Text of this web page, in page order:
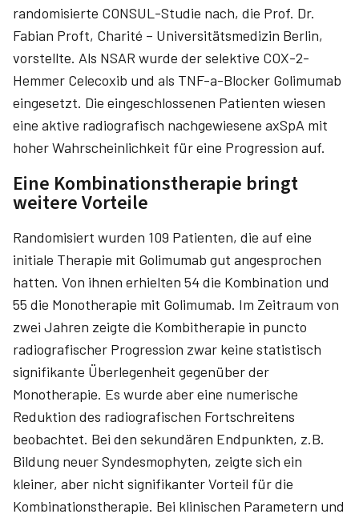
randomisierte CONSUL-Studie nach, die Prof. Dr.
Fabian Proft, Charité – Universitätsmedizin Berlin,
vorstellte. Als NSAR wurde der selektive COX-2-
Hemmer Celecoxib und als TNF-a-Blocker Golimumab
eingesetzt. Die eingeschlossenen Patienten wiesen
eine aktive radiografisch nachgewiesene axSpA mit
hoher Wahrscheinlichkeit für eine Progression auf.
Eine Kombinationstherapie bringt
weitere Vorteile
Randomisiert wurden 109 Patienten, die auf eine
initiale Therapie mit Golimumab gut angesprochen
hatten. Von ihnen erhielten 54 die Kombination und
55 die Monotherapie mit Golimumab. Im Zeitraum von
zwei Jahren zeigte die Kombitherapie in puncto
radiografischer Progression zwar keine statistisch
signifikante Überlegenheit gegenüber der
Monotherapie. Es wurde aber eine numerische
Reduktion des radiografischen Fortschreitens
beobachtet. Bei den sekundären Endpunkten, z.B.
Bildung neuer Syndesmophyten, zeigte sich ein
kleiner, aber nicht signifikanter Vorteil für die
Kombinationstherapie. Bei klinischen Parametern und